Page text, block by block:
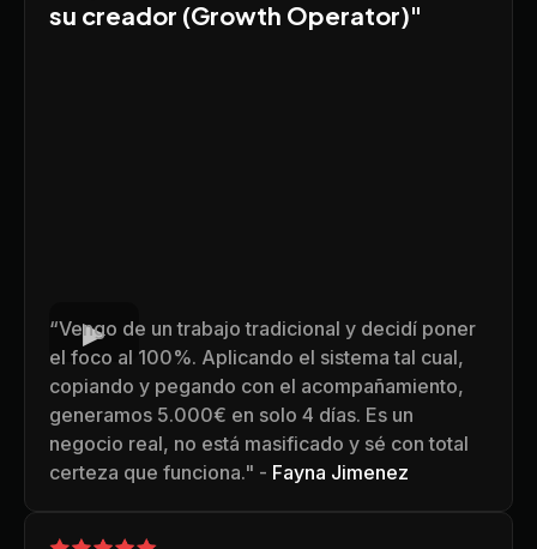
su creador (Growth Operator)"
“Vengo de un trabajo tradicional y decidí poner
el foco al 100%. Aplicando el sistema tal cual,
copiando y pegando con el acompañamiento,
generamos 5.000€ en solo 4 días. Es un
negocio real, no está masificado y sé con total
certeza que funciona." - Fayna Jimenez